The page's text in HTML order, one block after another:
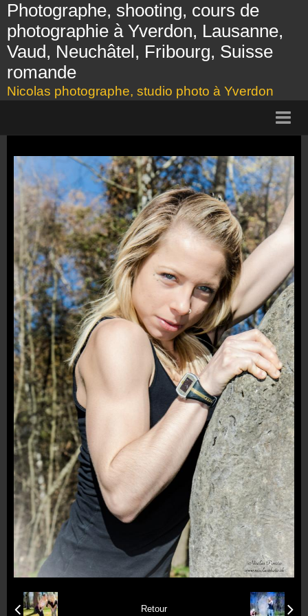
Photographe, shooting, cours de
photographie à Yverdon, Lausanne,
Vaud, Neuchâtel, Fribourg, Suisse
romande
Nicolas photographe, studio photo à Yverdon
Présentation
Shooting
Cours photo, Yverdon, Lausanne
Tarifs
Galerie photos
Bon cadeau
Formulaire de contact
Retour